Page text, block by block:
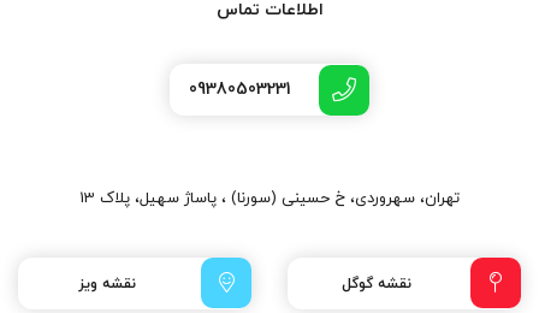
اطلاعات تماس
09380503231
تهران، سهروردی، خ حسینی (سورنا) ، پاساژ سهیل، پلاک 13
نقشه گوگل نقشه ویز